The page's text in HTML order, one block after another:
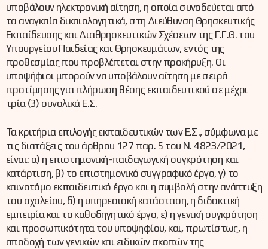
υποβάλουν ηλεκτρονική αίτηση, η οποία συνοδεύεται από
τα αναγκαία δικαιολογητικά, στη Διεύθυνση Θρησκευτικής
Εκπαίδευσης και Διαθρησκευτικών Σχέσεων της Γ.Γ.Θ. του
Υπουργείου Παιδείας και Θρησκευμάτων, εντός της
προθεσμίας που προβλέπεται στην προκήρυξη. Οι
υποψήφιοι μπορούν να υποβάλουν αίτηση με σειρά
προτίμησης για πλήρωση θέσης εκπαιδευτικού σε μέχρι
τρία (3) συνολικά Ε.Σ.
Τα κριτήρια επιλογής εκπαιδευτικών των Ε.Σ., σύμφωνα με
τις διατάξεις του άρθρου 127 παρ. 5 του Ν. 4823/2021,
είναι: α) η επιστημονική-παιδαγωγική συγκρότηση και
κατάρτιση, β) το επιστημονικό συγγραφικό έργο, γ) το
καινοτόμο εκπαιδευτικό έργο και η συμβολή στην ανάπτυξη
του σχολείου, δ) η υπηρεσιακή κατάσταση, η διδακτική
εμπειρία και το καθοδηγητικό έργο, ε) η γενική συγκρότηση
και προσωπικότητα του υποψηφίου, και, πρωτίστως, η
αποδοχή των γενικών και ειδικών σκοπών της